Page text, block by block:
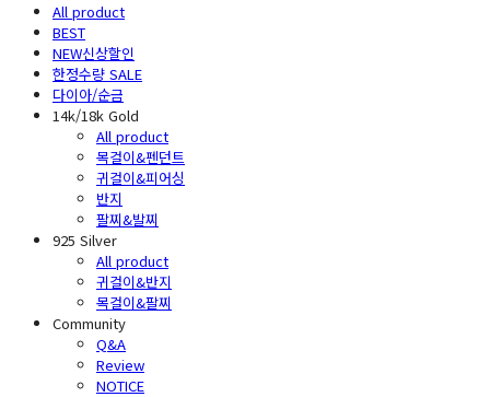
All product
BEST
NEW신상할인
한정수량 SALE
다이아/순금
14k/18k Gold
All product
목걸이&펜던트
귀걸이&피어싱
반지
팔찌&발찌
925 Silver
All product
귀걸이&반지
목걸이&팔찌
Community
Q&A
Review
NOTICE